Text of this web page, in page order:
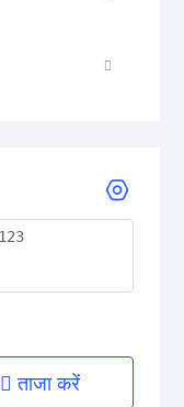
ताजा करें